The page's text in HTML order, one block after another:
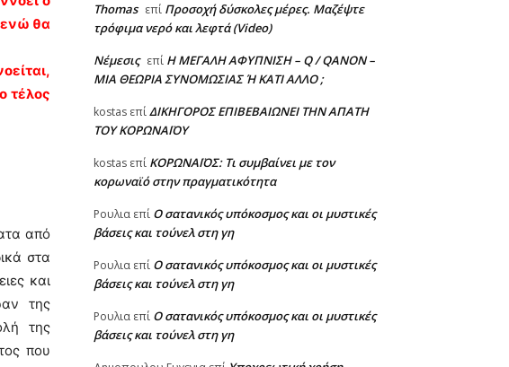
ενώ θα
τέλος
από
στα
και
της
της
που
Thomas επί Προσοχή δύσκολες μέρες. Μαζέψτε
τρόφιμα νερό και λεφτά (Video)
Νέμεσις επί Η ΜΕΓΑΛΗ ΑΦΥΠΝΙΣΗ – Q / QANON –
ΜΙΑ ΘΕΩΡΙΑ ΣΥΝΟΜΩΣΙΑΣ Ή ΚΑΤΙ ΑΛΛΟ ;
kostas επίΔΙΚΗΓΟΡΟΣ ΕΠΙΒΕΒΑΙΩΝΕΙ ΤΗΝ ΑΠΑΤΗ
ΤΟΥ ΚΟΡΩΝΑΪΟΥ
kostas επί ΚΟΡΩΝΑΪΟΣ: Τι συμβαίνει με τον
κορωναϊό στην πραγματικότητα
Ρουλια επί Ο σατανικός υπόκοσμος και οι μυστικές
βάσεις και τούνελ στη γη
Ρουλια επί Ο σατανικός υπόκοσμος και οι μυστικές
βάσεις και τούνελ στη γη
Ρουλια επί Ο σατανικός υπόκοσμος και οι μυστικές
βάσεις και τούνελ στη γη